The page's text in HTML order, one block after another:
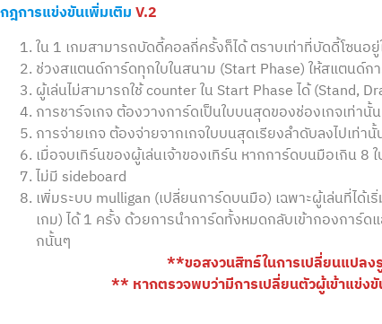
กฎการแข่งขันเพิ่มเติมV.2
ใน 1 เกมสามารถบัดดี้คอลกี่ครั้งก็ได้ ตราบเท่าที่บัดดี้โซนอ
ช่วงสแตนด์การ์ดทุกใบในสนาม (Start Phase) ให้สแตนด์ก
ผู้เล่นไม่สามารถใช้ counter ใน Start Phase ได้ (Stand,
การชาร์จเกจ ต้องวางการ์ดเป็นใบบนสุดของช่องเกจเท่านั้
การจ่ายเกจ ต้องจ่ายจากเกจใบบนสุดเรียงลำดับลงไปเท่า
เมื่อจบเทิร์นของผู้เล่นเจ้าของเทิร์น หากการ์ดบนมือเกิน 8
ไม่มี sideboard
เพิ่มระบบ mulligan (เปลี่ยนการ์ดบนมือ) เฉพาะผู้เล่นที่ได้
เกม) ได้ 1 ครั้ง ด้วยการนำการ์ดทั้งหมดกลับเข้ากองกา
กนั้นๆ
**ขอสงวนสิทธ์ในการเปลี่ยนแปล
** หากตรวจพบว่ามีการเปลี่ยนตัวผู้เข้าแข่ง